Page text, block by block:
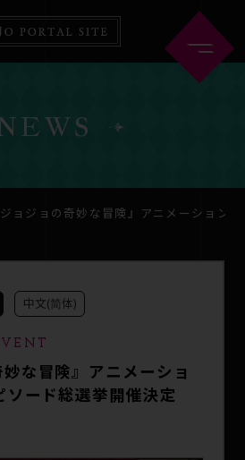
ABOUT
ジョジョの奇妙な冒険』アニメーション
中文(简体)
妙な冒険』アニメーショ
ソード総選挙開催決定